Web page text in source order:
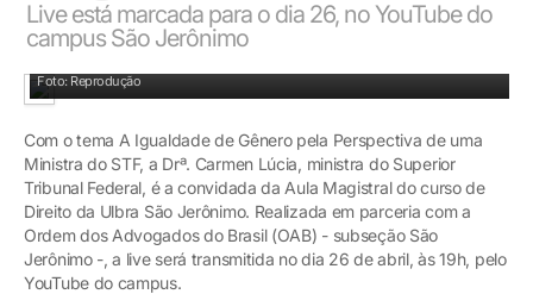
Live está marcada para o dia 26, no YouTube do
campus São Jerônimo
Foto: Reprodução
Com o tema A Igualdade de Gênero pela Perspectiva de uma
Ministra do STF, a Drª. Carmen Lúcia, ministra do Superior
Tribunal Federal, é a convidada da Aula Magistral do curso de
Direito da Ulbra São Jerônimo. Realizada em parceria com a
Ordem dos Advogados do Brasil (OAB) - subseção São
Jerônimo -, a live será transmitida no dia 26 de abril, às 19h, pelo
YouTube do campus.